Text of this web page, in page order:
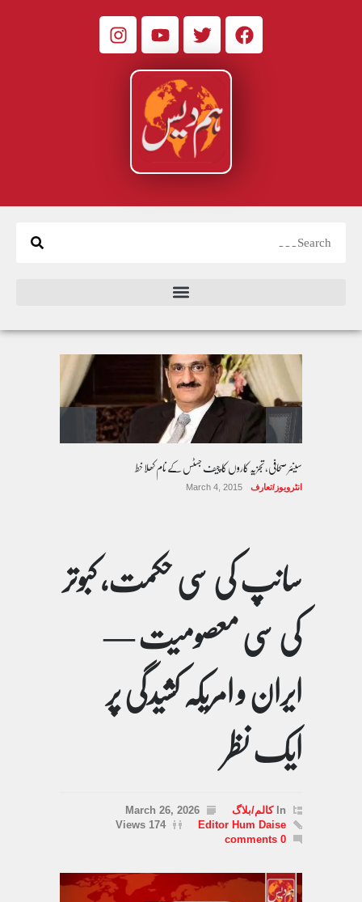
سینئر صحافی، تجزیہ کاروں کا چیف جسٹس کے نام کھلا خط
انٹرویوز/تعارف March 4, 2015
سانپ کی سی حکمت، کبوتر
کی سی معصومیت —
ایران و امریکہ کشیدگی پر
ایک نظر
In کالم/بلاگ
March 26, 2026
Editor Hum Daise
174 Views
0 comments